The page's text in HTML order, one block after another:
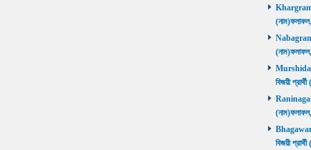
Khargram
Nabagram
বিজয়ী
Raninagar
বিজয়ী